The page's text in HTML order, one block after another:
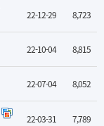
22-12-29 8,723
22-10-04 8,815
22-07-04 8,052
22-03-31 7,789